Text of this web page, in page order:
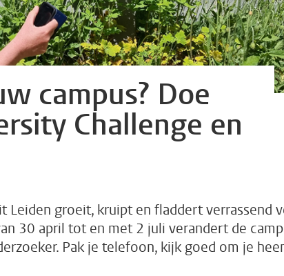
campus? Doe
Challenge en
Leiden groeit, kruipt en fladdert verrassend
30 april tot en met 2 juli verandert de
Pak je telefoon, kijk goed om je